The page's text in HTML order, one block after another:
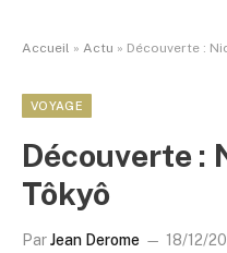
Accueil » Actu » Découverte :
VOYAGE
Découverte :
Tôkyô
ParJean Derome 18/12/